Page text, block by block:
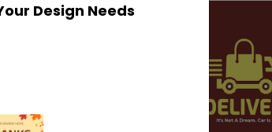
Design Needs